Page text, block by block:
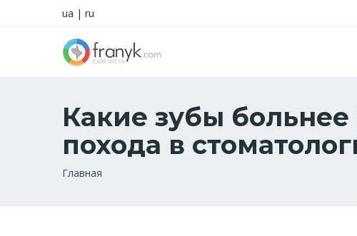
ua | ru
Какие зубы больнее
похода в
Строка
Главная